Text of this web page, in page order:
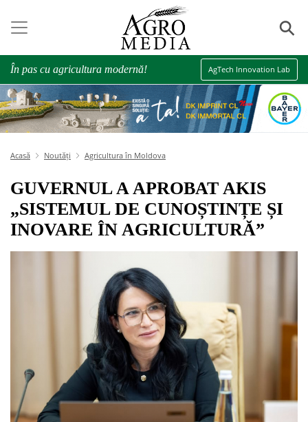
⚲
În pas cu agricultura modernă! AgTech Innovation Lab
Acasă Noutăți Agricultura în Moldova
GUVERNUL A APROBAT AKIS
„SISTEMUL DE CUNOȘTINȚE ȘI
INOVARE ÎN AGRICULTURĂ”